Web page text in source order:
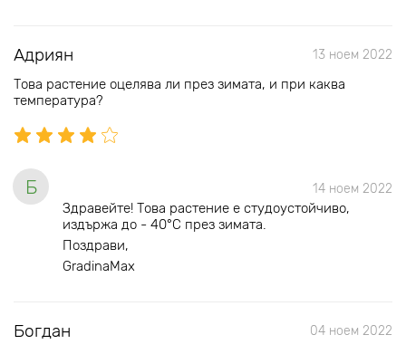
Адриян 13 ноем 2022
Това растение оцелява ли през зимата, и при каква
температура?
Б 14 ноем 2022
Здравейте! Tова растение e студоустойчиво,
издържа до - 40°С през зимата.
Поздрави,
GradinaMax
Богдан 04 ноем 2022